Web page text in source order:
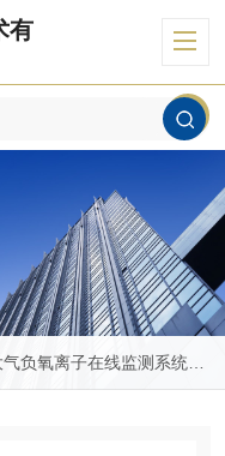
有
气负氧离子在线监测系统